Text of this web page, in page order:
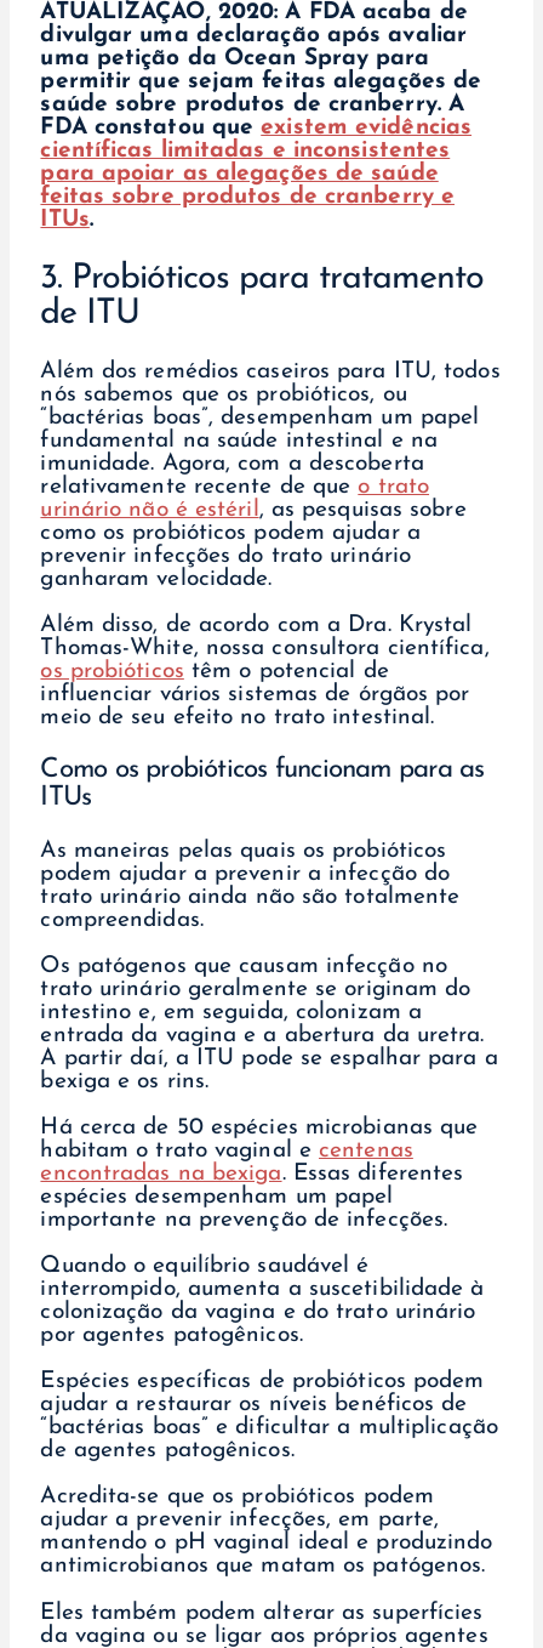
ATUALIZAÇÃO, 2020: A FDA acaba de
divulgar uma declaração após avaliar
uma petição da Ocean Spray para
permitir que sejam feitas alegações de
saúde sobre produtos de cranberry. A
FDA constatou queexistem evidências
científicas limitadas e inconsistentes
para apoiar as alegações de saúde
feitas sobre produtos de cranberry e
ITUs.
3. Probióticos para tratamento
de ITU
Além dos remédios caseiros para ITU, todos
nós sabemos que os probióticos, ou
“bactérias boas”, desempenham um papel
fundamental na saúde intestinal e na
imunidade. Agora, com a descoberta
relativamente recente de que o trato
urinário não é estéril, as pesquisas sobre
como os probióticos podem ajudar a
prevenir infecções do trato urinário
ganharam velocidade.
Além disso, de acordo com a Dra. Krystal
Thomas-White, nossa consultora científica,
os probióticos têm o potencial de
influenciar vários sistemas de órgãos por
meio de seu efeito no trato intestinal.
Como os probióticos funcionam para as
ITUs
As maneiras pelas quais os probióticos
podem ajudar a prevenir a infecção do
trato urinário ainda não são totalmente
compreendidas.
Os patógenos que causam infecção no
trato urinário geralmente se originam do
intestino e, em seguida, colonizam a
entrada da vagina e a abertura da uretra.
A partir daí, a ITU pode se espalhar para a
bexiga e os rins.
Há cerca de 50 espécies microbianas que
habitam o trato vaginal e centenas
encontradas na bexiga. Essas diferentes
espécies desempenham um papel
importante na prevenção de infecções.
Quando o equilíbrio saudável é
interrompido, aumenta a suscetibilidade à
colonização da vagina e do trato urinário
por agentes patogênicos.
Espécies específicas de probióticos podem
ajudar a restaurar os níveis benéficos de
“bactérias boas” e dificultar a multiplicação
de agentes patogênicos.
Acredita-se que os probióticos podem
ajudar a prevenir infecções, em parte,
mantendo o pH vaginal ideal e produzindo
antimicrobianos que matam os patógenos.
Eles também podem alterar as superfícies
da vagina ou se ligar aos próprios agentes